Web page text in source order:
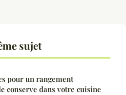
sujet
pour un rangement
conserve dans votre cuisine